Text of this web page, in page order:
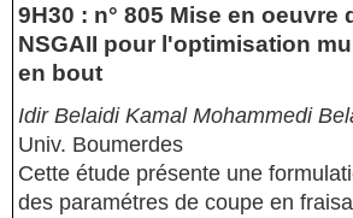
9H30 : n° 805 Mise en
NSGAII pour l'optimisation
en bout
Idir Belaidi Kamal Mohammedi
Univ. Boumerdes
Cette étude présente une
des paramétres de coupe en